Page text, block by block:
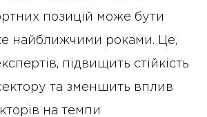
позицій може бути
найближчими роками. Це,
підвищить стійкість
та зменшить вплив
на темпи